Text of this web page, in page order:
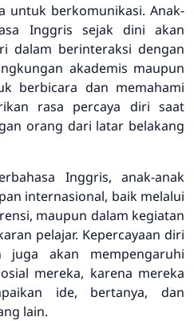
untuk berkomunikasi. Anak-
Inggris sejak dini akan
dalam berinteraksi dengan
akademis maupun
berbicara dan memahami
rasa percaya diri saat
orang dari latar belakang
Inggris, anak-anak
internasional, baik melalui
maupun dalam kegiatan
pelajar. Kepercayaan diri
juga akan mempengaruhi
mereka, karena mereka
ide, bertanya, dan
lain.